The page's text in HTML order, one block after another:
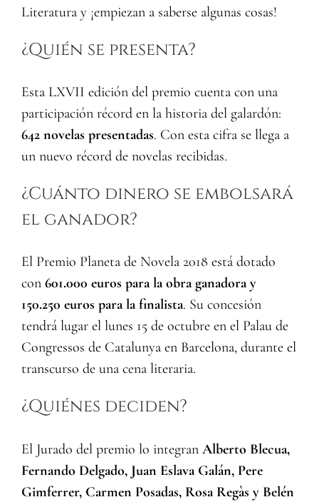
Literatura y ¡empiezan a saberse algunas cosas!
¿Quién se presenta?
Esta LXVII edición del premio cuenta con una
participación récord en la historia del galardón:
642 novelas presentadas. Con esta cifra se llega a
un nuevo récord de novelas recibidas.
¿Cuánto dinero se embolsará
el ganador?
El Premio Planeta de Novela 2018 está dotado
con 601.000 euros para la obra ganadora y
150.250 euros para la finalista. Su concesión
tendrá lugar el lunes 15 de octubre en el Palau de
Congressos de Catalunya en Barcelona, durante el
transcurso de una cena literaria.
¿Quiénes deciden?
El Jurado del premio lo integran Alberto Blecua,
Fernando Delgado, Juan Eslava Galán, Pere
Gimferrer, Carmen Posadas, Rosa Regàs y Belén